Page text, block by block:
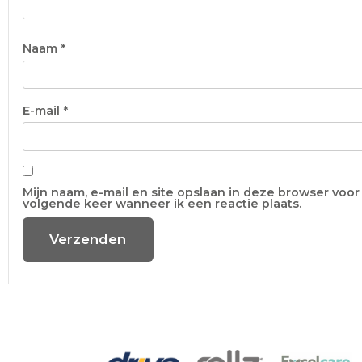
Naam *
E-mail *
Mijn naam, e-mail en site opslaan in deze browser
volgende keer wanneer ik een reactie plaats.